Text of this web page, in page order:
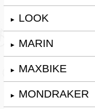
► LOOK
► MARIN
► MAXBIKE
► MONDRAKER